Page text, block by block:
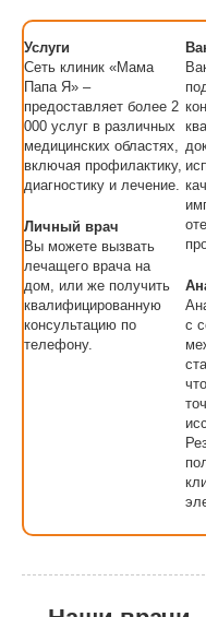
Услуги
Сеть клиник «Мама
Папа Я» –
предоставляет более 2
000 услуг в различных
медицинских областях,
включая профилактику,
диагностику и лечение.
Личный врач
Вы можете вызвать
лечащего врача на
дом, или же получить
квалифицированную
консультацию по
телефону.
с